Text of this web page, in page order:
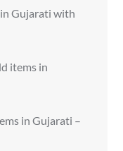
Gujarati with
items in
in Gujarati –